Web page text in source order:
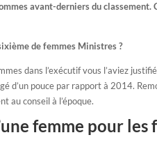
avant-derniers du classement.
de femmes Ministres ?
dans l’exécutif vous l’aviez
d’un pouce par rapport à 2014.
au conseil à l’époque.
femme pour les